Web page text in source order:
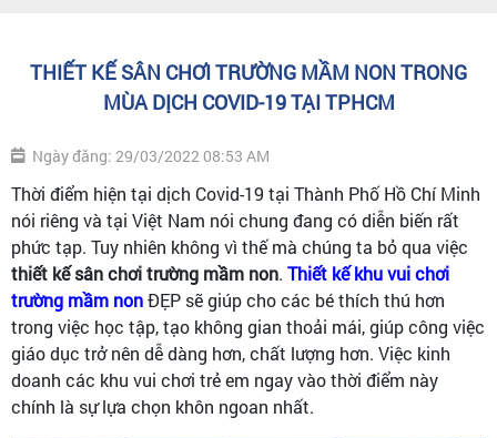
THIẾT KẾ SÂN CHƠI TRƯỜNG MẦM NON TRONG
MÙA DỊCH COVID-19 TẠI TPHCM
Ngày đăng: 29/03/2022 08:53 AM
Thời điểm hiện tại dịch Covid-19 tại Thành Phố Hồ Chí Minh
nói riêng và tại Việt Nam nói chung đang có diễn biến rất
phức tạp. Tuy nhiên không vì thế mà chúng ta bỏ qua việc
thiết kế sân chơi trường mầm non. Thiết kế khu vui chơi
trường mầm nonĐẸP sẽ giúp cho các bé thích thú hơn
trong việc học tập, tạo không gian thoải mái, giúp công việc
giáo dục trở nên dễ dàng hơn, chất lượng hơn. Việc kinh
doanh các khu vui chơi trẻ em ngay vào thời điểm này
chính là sự lựa chọn khôn ngoan nhất.